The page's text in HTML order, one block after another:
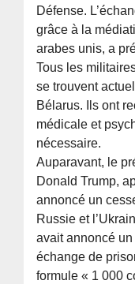
Défense.
grâce à la
arabes unis, a
Tous les
se trouvent
Bélarus. Ils ont
médicale et
nécessaire.
Auparavant, le
Donald Trump,
annoncé un
Russie et
avait annoncé
échange de
formule « 1 000